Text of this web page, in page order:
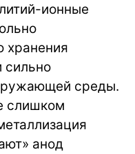
ионные
хранения
сильно
среды.
слишком
анод